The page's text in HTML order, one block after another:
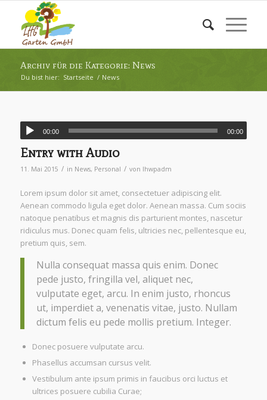
Archiv für die Kategorie: News
Du bist hier: Startseite / News
00:00 00:00
Entry with Audio
11. Mai 2015 / in News, Personal / von lhwpadm
Lorem ipsum dolor sit amet, consectetuer adipiscing elit.
Aenean commodo ligula eget dolor. Aenean massa. Cum sociis
natoque penatibus et magnis dis parturient montes, nascetur
ridiculus mus. Donec quam felis, ultricies nec, pellentesque eu,
pretium quis, sem.
Nulla consequat massa quis enim. Donec
pede justo, fringilla vel, aliquet nec,
vulputate eget, arcu. In enim justo, rhoncus
ut, imperdiet a, venenatis vitae, justo. Nullam
dictum felis eu pede mollis pretium. Integer.
Donec posuere vulputate arcu.
Phasellus accumsan cursus velit.
Vestibulum ante ipsum primis in faucibus orci luctus et
ultrices posuere cubilia Curae;